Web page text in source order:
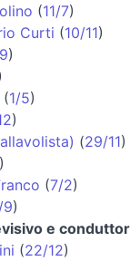
(11/7)
Curti (10/11)
)
(1/5)
)
(29/11)
)
(7/2)
9)
e
(22/12)